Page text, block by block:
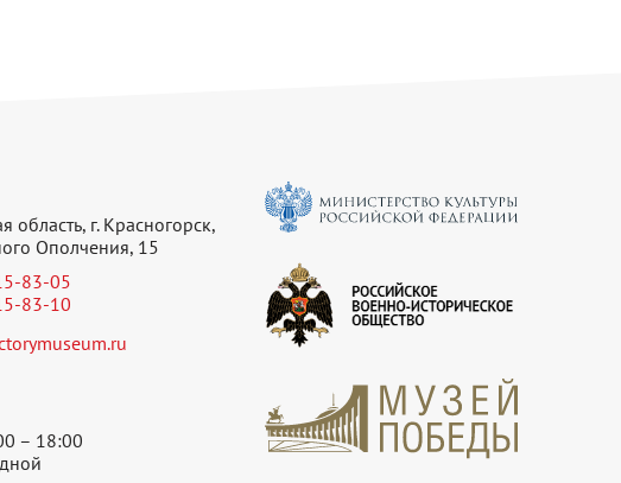
область, г. Красногорск,
Ополчения, 15
83-05
83-10
– 18:00